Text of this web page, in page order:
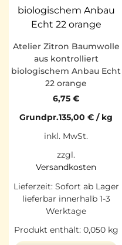
Atelier Zitron Baumwolle
aus kontrolliert
biologischem Anbau Echt
22 orange
6,75 €
Grundpr.135,00 € / kg
inkl. MwSt.
zzgl.
Versandkosten
Lieferzeit: Sofort ab Lager
lieferbar innerhalb 1-3
Werktage
Produkt enthält: 0,050 kg